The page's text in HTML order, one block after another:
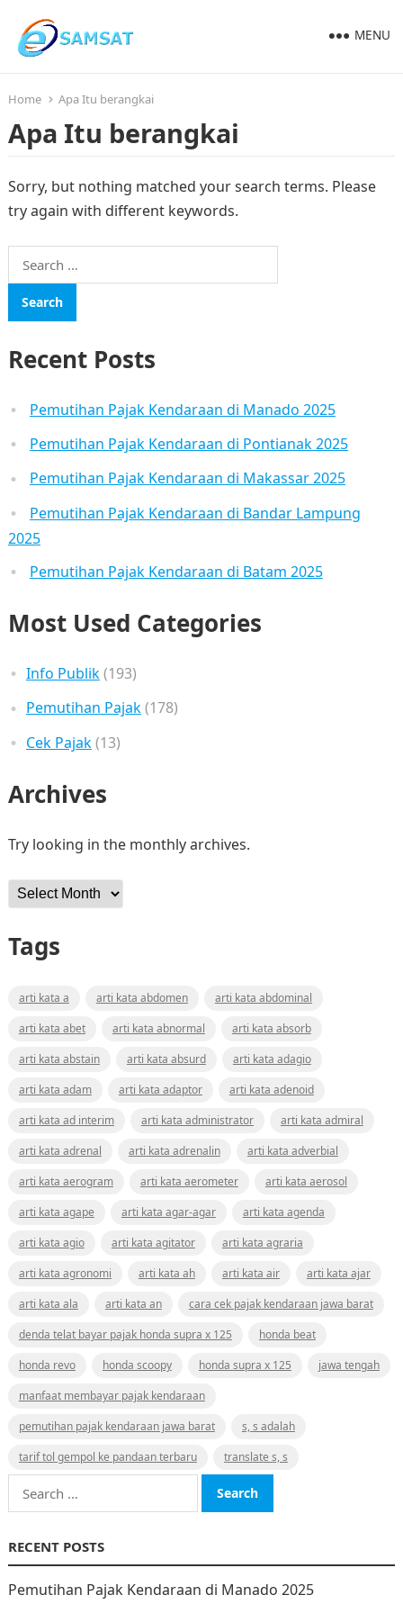
MENU
Home Apa Itu berangkai
Apa Itu berangkai
Sorry, but nothing matched your search terms. Please
try again with different keywords.
Search
for:
Recent Posts
Pemutihan Pajak Kendaraan di Manado 2025
Pemutihan Pajak Kendaraan di Pontianak 2025
Pemutihan Pajak Kendaraan di Makassar 2025
Pemutihan Pajak Kendaraan di Bandar Lampung
2025
Pemutihan Pajak Kendaraan di Batam 2025
Most Used Categories
Info Publik(193)
Pemutihan Pajak(178)
Cek Pajak(13)
Archives
Try looking in the monthly archives.
Archives
Tags
arti kata a arti kata abdomen
arti kata abdominal
arti kata abet
arti kata abnormal
arti kata absorb
arti kata abstain
arti kata absurd
arti kata adagio
arti kata adam
arti kata adaptor
arti kata adenoid
arti kata ad interim
arti kata administrator
arti kata admiral
arti kata adrenal
arti kata adrenalin
arti kata adverbial
arti kata aerogram
arti kata aerometer
arti kata aerosol
arti kata agape
arti kata agar-agar
arti kata agenda
arti kata agio
arti kata agitator
arti kata agraria
arti kata agronomi
arti kata ah arti kata air
arti kata ajar
arti kata ala
arti kata an
cara cek pajak kendaraan jawa barat
denda telat bayar pajak honda supra x 125
honda beat
honda revo
honda scoopy honda supra x 125
jawa tengah
manfaat membayar pajak kendaraan
pemutihan pajak kendaraan jawa barat
s, s adalah
tarif tol gempol ke pandaan terbaru
translate s, s
Search
for:
RECENT POSTS
Pemutihan Pajak Kendaraan di Manado 2025